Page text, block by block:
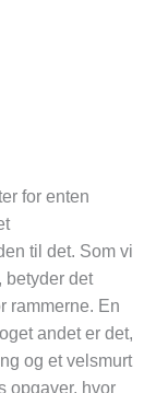
for enten
til det. Som vi
betyder det
rammerne. En
andet er det,
og et velsmurt
opgaver, hvor